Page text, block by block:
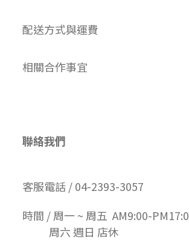
配送方式與運費
相關合作事宜
聯絡我們
客服電話 / 04-2393-3057
時間 / 周一 ~ 周五 AM9:00-
周六 週日 店休